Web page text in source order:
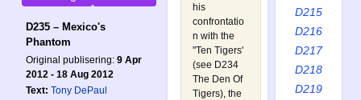
D235 – Mexico's
Phantom
Original publisering: 9 Apr
2012 - 18 Aug 2012
Text: Tony DePaul
his
confrontatio
n with the
"Ten Tigers'
(see D234
The Den Of
Tigers), the
D215
D216
D217
D218
D219